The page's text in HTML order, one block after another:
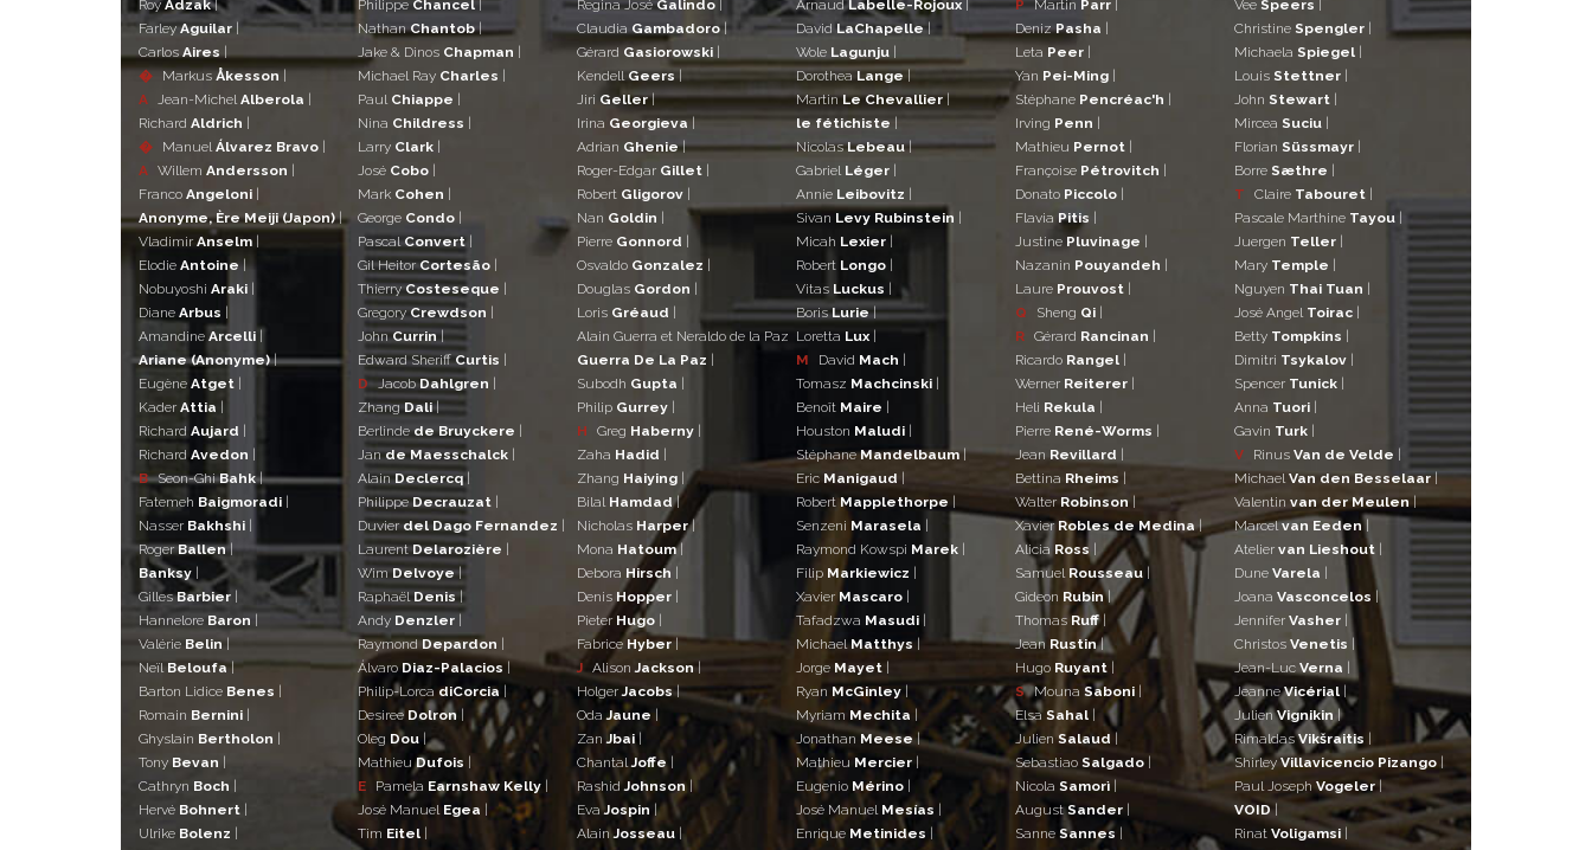
RoyAdzak|
FarleyAguilar |
Carlos Aires |
�
Markus Åkesson |
A
Jean-Michel Alberola |
Richard Aldrich |
�
Manuel Álvarez Bravo |
A Willem Andersson |
Franco Angeloni |
Anonyme, Ère Meiji (Japon)|
Vladimir Anselm |
Elodie Antoine|
Nobuyoshi Araki |
Diane Arbus |
Amandine Arcelli |
Ariane (Anonyme)|
Eugène Atget |
Kader Attia |
Richard Aujard |
Richard Avedon |
B Seon-GhiBahk|
Fatemeh Baigmoradi |
Nasser Bakhshi |
RogerBallen|
Banksy |
GillesBarbier |
Hannelore Baron |
Valérie Belin|
Neïl Beloufa|
Barton Lidice Benes |
Romain Bernini |
Ghyslain Bertholon |
Tony Bevan |
Cathryn Boch |
Hervé Bohnert |
Ulrike Bolenz |
Philippe Chancel |
NathanChantob|
Jake & Dinos Chapman |
Michael Ray Charles |
Paul Chiappe |
Nina Childress |
Larry Clark |
José Cobo |
Mark Cohen |
George Condo |
PascalConvert |
Gil HeitorCortesão |
ThierryCosteseque |
GregoryCrewdson |
JohnCurrin|
Edward SheriffCurtis |
D JacobDahlgren |
ZhangDali|
Berlindede Bruyckere |
Jande Maesschalck |
AlainDeclercq|
PhilippeDecrauzat |
Duvierdel Dago Fernandez |
LaurentDelarozière |
WimDelvoye|
RaphaëlDenis|
Andy Denzler |
RaymondDepardon |
Álvaro Diaz-Palacios |
Philip-LorcadiCorcia |
Desiree Dolron |
Oleg Dou |
MathieuDufois |
E
Pamela Earnshaw Kelly |
José Manuel Egea |
Tim Eitel |
Regina JoséGalindo |
Claudia Gambadoro|
Gérard Gasiorowski |
KendellGeers |
Jiri Geller|
Irina Georgieva|
Adrian Ghenie|
Roger-Edgar Gillet |
Robert Gligorov |
Nan Goldin |
Pierre Gonnord |
Osvaldo Gonzalez |
Douglas Gordon |
Loris Gréaud |
Alain Guerra et Neraldo de la Paz
Guerra De La Paz |
Subodh Gupta |
Philip Gurrey |
H
Greg Haberny |
Zaha Hadid |
Zhang Haiying |
Bilal Hamdad|
Nicholas Harper|
Mona Hatoum|
Debora Hirsch |
Denis Hopper |
Pieter Hugo |
Fabrice Hyber|
J Alison Jackson|
Holger Jacobs|
OdaJaune |
Zan Jbai|
Chantal Joffe |
RashidJohnson|
EvaJospin |
AlainJosseau |
ArnaudLabelle-Rojoux |
DavidLaChapelle|
Wole Lagunju |
DorotheaLange|
MartinLe Chevallier|
le fétichiste |
NicolasLebeau|
Gabriel Léger |
Annie Leibovitz |
Sivan Levy Rubinstein |
Micah Lexier |
Robert Longo |
Vitas Luckus |
BorisLurie|
Loretta Lux |
M
David Mach |
Tomasz Machcinski |
Benoît Maire |
Houston Maludi |
StéphaneMandelbaum|
Eric Manigaud |
RobertMapplethorpe |
Senzeni Marasela |
Raymond Kowspi Marek |
Filip Markiewicz |
Xavier Mascaro |
Tafadzwa Masudi |
MichaelMatthys|
Jorge Mayet |
Ryan McGinley |
Myriam Mechita |
JonathanMeese|
Mathieu Mercier |
Eugenio Mérino |
José Manuel Mesías |
Enrique Metinides |
P Martin Parr |
DenizPasha |
Leta Peer |
Yan Pei-Ming |
Stéphane Pencréac'h |
Irving Penn |
Mathieu Pernot |
Françoise Pétrovitch |
Donato Piccolo |
Flavia Pitis |
Justine Pluvinage |
Nazanin Pouyandeh |
Laure Prouvost |
Q
Sheng Qi |
R Gérard Rancinan |
Ricardo Rangel |
Werner Reiterer |
Heli Rekula |
Pierre René-Worms |
Jean Revillard |
Bettina Rheims |
Walter Robinson|
Xavier Robles de Medina |
Alicia Ross |
Samuel Rousseau |
Gideon Rubin|
ThomasRuff|
Jean Rustin|
Hugo Ruyant |
S Mouna Saboni |
Elsa Sahal |
JulienSalaud |
Sebastiao Salgado |
Nicola Samorì |
AugustSander |
Sanne Sannes |
Vee Speers |
Christine Spengler |
Michaela Spiegel |
Louis Stettner |
John Stewart |
Mircea Suciu |
Florian Süssmayr |
Borre Sæthre |
T
Claire Tabouret |
Pascale Marthine Tayou |
Juergen Teller |
Mary Temple |
Nguyen Thai Tuan |
José Angel Toirac |
Betty Tompkins |
Dimitri Tsykalov |
Spencer Tunick |
Anna Tuori |
Gavin Turk |
V
Rinus Van de Velde |
Michael Van den Besselaar|
Valentin van der Meulen|
Marcelvan Eeden|
Atelier van Lieshout |
Dune Varela |
Joana Vasconcelos |
Jennifer Vasher |
Christos Venetis |
Jean-Luc Verna |
JeanneVicérial |
JulienVignikin |
RimaldasVikšraitis |
ShirleyVillavicencio Pizango |
Paul Joseph Vogeler |
VOID|
Rinat Voligamsi |